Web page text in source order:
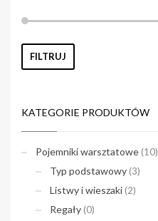
FILTRUJ
KATEGORIE PRODUKTÓW
Pojemniki warsztatowe (10)
Typ podstawowy (3)
Listwy i wieszaki (2)
Regały (0)